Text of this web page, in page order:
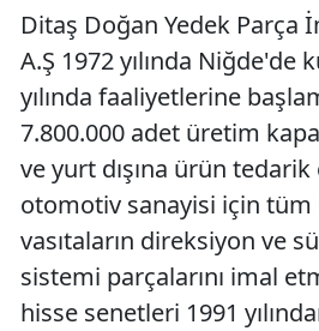
Ditaş Doğan Yedek Parça
A.Ş 1972 yılında Niğde'de
yılında faaliyetlerine
7.800.000 adet üretim
ve yurt dışına ürün
otomotiv sanayisi için tüm
vasıtaların direksiyon ve
sistemi parçalarını imal
hisse senetleri 1991